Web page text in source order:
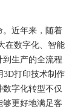
。近年来，随着
在数字化、智能
生产的全流程
3D打印技术制作
字化转型不仅
够更好地满足客